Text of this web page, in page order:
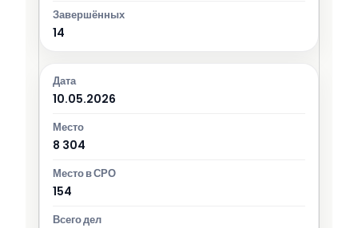
14
10.05.2026
8 304
154